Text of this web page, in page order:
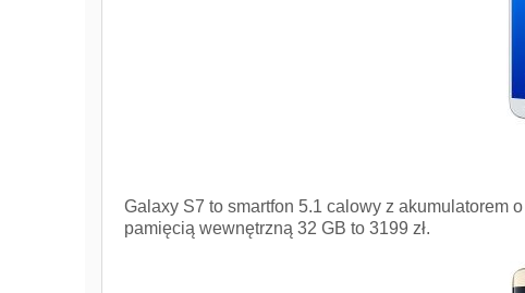
Galaxy S7 to smartfon 5.1 calowy z akumulatorem
pamięcią wewnętrzną 32 GB to 3199 zł.